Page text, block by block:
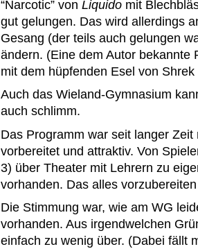
“Narcotic” vonLiquido mit
gut gelungen. Das wird allerdings
Gesang (der teils auch gelungen
ändern. (Eine dem Autor bekannte
mit dem hüpfenden Esel von
Auch das Wieland-Gymnasium
auch schlimm.
Das Programm war seit langer
vorbereitet und attraktiv. Von
3) über Theater mit Lehrern zu
vorhanden. Das alles
Die Stimmung war, wie am WG
vorhanden. Aus irgendwelchen
einfach zu wenig über. (Dabei fällt